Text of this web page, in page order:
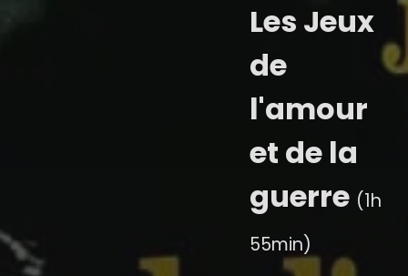
Les Jeux
de
l'amour
et de la
guerre (1h
55min)